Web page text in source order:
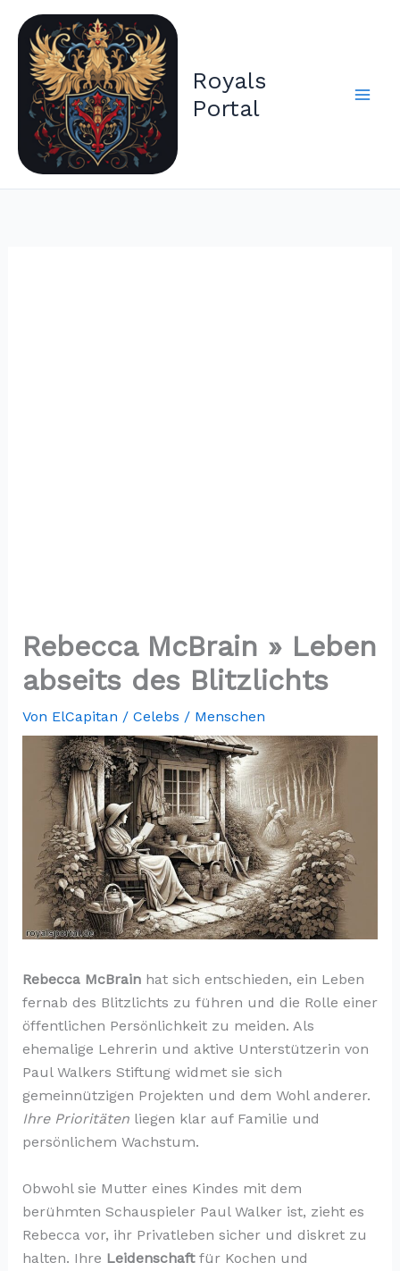
Inhalt
springen
Royals
Portal
Rebecca McBrain » Leben
abseits des Blitzlichts
Von ElCapitan / Celebs / Menschen
Rebecca McBrainhat sich entschieden, ein Leben
fernab des Blitzlichts zu führen und die Rolle einer
öffentlichen Persönlichkeit zu meiden. Als
ehemalige Lehrerin und aktive Unterstützerin von
Paul Walkers Stiftung widmet sie sich
gemeinnützigen Projekten und dem Wohl anderer.
Ihre Prioritätenliegen klar auf Familie und
persönlichem Wachstum.
Obwohl sie Mutter eines Kindes mit dem
berühmten Schauspieler Paul Walker ist, zieht es
Rebecca vor, ihr Privatleben sicher und diskret zu
halten. Ihre Leidenschaftfür Kochen und